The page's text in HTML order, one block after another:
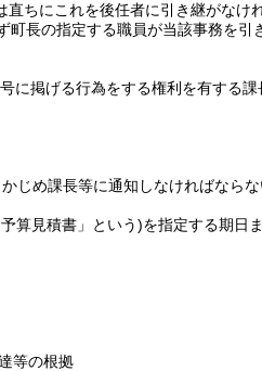
ちにこれを後任者に引き継がなけ
町長の指定する職員が当該事務を引
に掲げる行為をする権利を有する
じめ課長等に通知しなければならな
算見積書」という)を指定する期日
等の根拠